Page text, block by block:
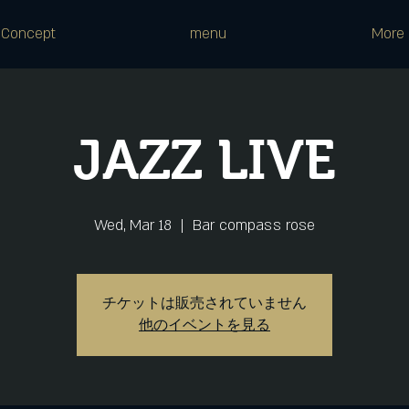
Concept menu More
JAZZ LIVE
Wed, Mar 18
  |
Bar compass rose
チケットは販売されていません
他のイベントを見る